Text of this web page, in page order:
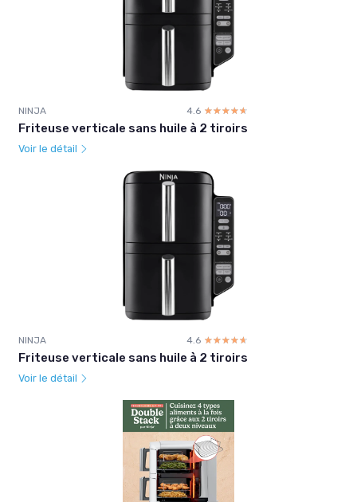
NINJA 4.6 ☆☆☆☆☆
★★★★★
Friteuse verticale sans huile à 2 tiroirs
Voir le détail
NINJA 4.6 ☆☆☆☆☆
★★★★★
Friteuse verticale sans huile à 2 tiroirs
Voir le détail